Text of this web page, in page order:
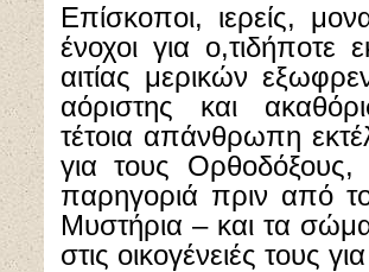
Επίσκοποι, ιερείς,
ένοχοι για ο,τιδήποτε
αιτίας μερικών
αόριστης και
τέτοια απάνθρωπη
για τους Ορθοδόξους,
παρηγοριά πριν από
Μυστήρια – και τα
στις οικογένειές τους